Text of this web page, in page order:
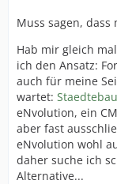
Muss sagen,
Hab mir gleich
ich den Ansatz:
auch für meine
wartet:
eNvolution, ein
aber fast
eNvolution wohl
daher suche ich
Alternative...